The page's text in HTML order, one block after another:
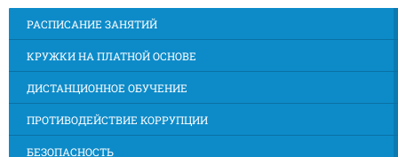
РАСПИСАНИЕ ЗАНЯТИЙ
КРУЖКИ НА ПЛАТНОЙ ОСНОВЕ
ДИСТАНЦИОННОЕ ОБУЧЕНИЕ
ПРОТИВОДЕЙСТВИЕ КОРРУПЦИИ
БЕЗОПАСНОСТЬ